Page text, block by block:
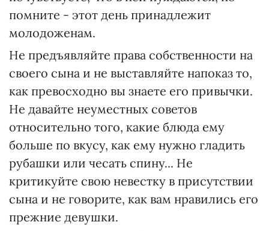
помните - этот день принадлежит
молодоженам.
Не предъявляйте права собственности на
своего сына и не выставляйте напоказ то,
как превосходно вы знаете его привычки.
Не давайте неуместных советов
относительно того, какие блюда ему
больше по вкусу, как ему нужно гладить
рубашки или чесать спину... Не
критикуйте свою невестку в присутствии
сына и не говорите, как вам нравились его
прежние девушки.